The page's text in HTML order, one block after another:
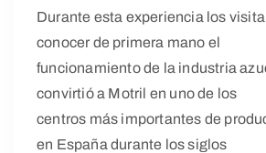
Durante esta experiencia los
conocer de primera mano el
funcionamiento de la industria
convirtió a Motril en uno de los
centros más importantes de
en España durante los siglos